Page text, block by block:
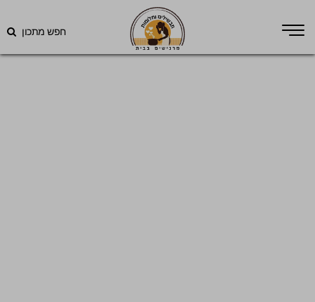
חפש מתכון